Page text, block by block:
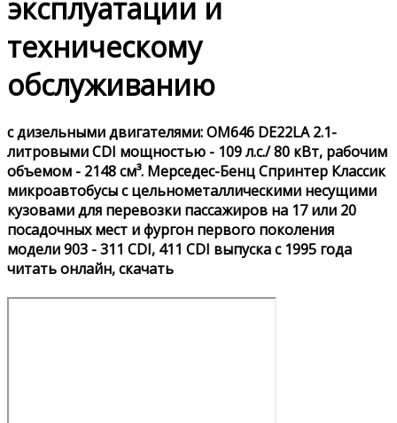
эксплуатации и
техническому
обслуживанию
с дизельными двигателями: OM646 DE22LA 2.1-
литровыми CDI мощностью - 109 л.с./ 80 кВт, рабочим
объемом - 2148 см³. Мерседес-Бенц Спринтер Классик
микроавтобусы с цельнометаллическими несущими
кузовами для перевозки пассажиров на 17 или 20
посадочных мест и фургон первого поколения
модели 903 - 311 CDI, 411 CDI выпуска с 1995 года
читать онлайн, скачать